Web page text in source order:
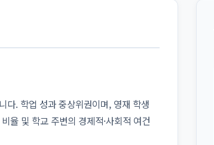
. 학업 성과 중상위권이며, 영재 학생
율 및 학교 주변의 경제적·사회적 여건